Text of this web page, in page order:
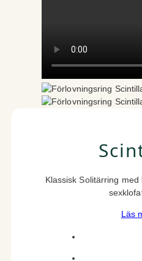
Klassisk Solitärring
Läs